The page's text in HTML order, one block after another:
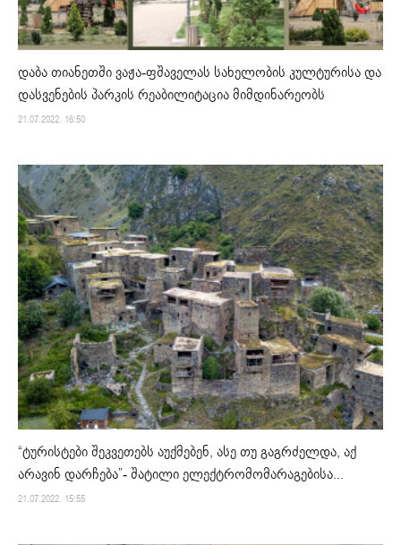
დაბა თიანეთში ვაჟა-ფშაველას სახელობის კულტურისა და
დასვენების პარკის რეაბილიტაცია მიმდინარეობს
21.07.2022. 16:50
“ტურისტები შეკვეთებს აუქმებენ, ასე თუ გაგრძელდა, აქ
არავინ დარჩება”- შატილი ელექტრომომარაგებისა...
21.07.2022. 15:55